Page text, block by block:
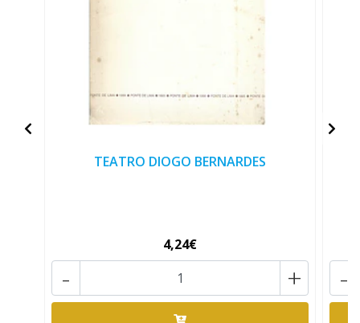
TEATRO DIOGO BERNARDES
4,24€
+
- -